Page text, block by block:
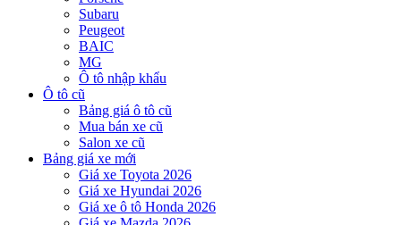
Subaru
Peugeot
BAIC
MG
Ô tô nhập khẩu
Ô tô cũ
Bảng giá ô tô cũ
Mua bán xe cũ
Salon xe cũ
Bảng giá xe mới
Giá xe Toyota 2026
Giá xe Hyundai 2026
Giá xe ô tô Honda 2026